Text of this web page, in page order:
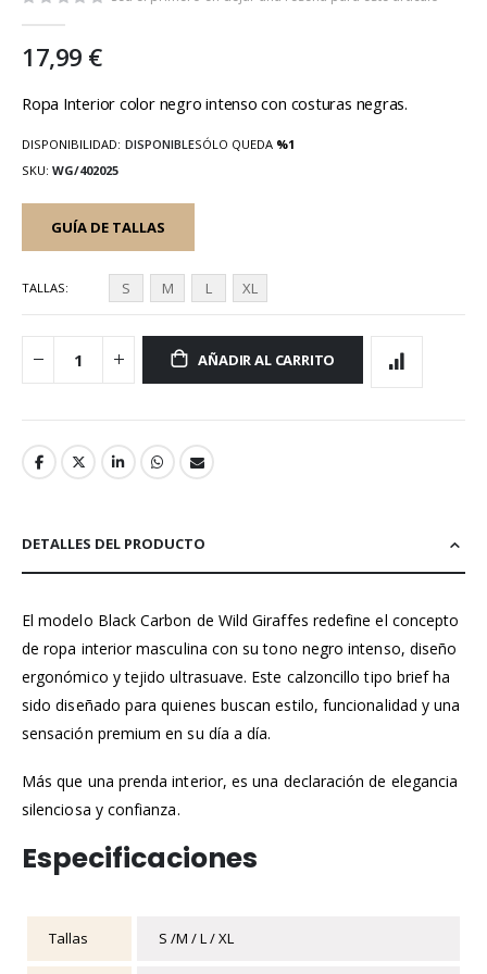
galería
de
imágenes
17,99 €
Ropa Interior color negro intenso con costuras negras.
DISPONIBILIDAD: DISPONIBLESÓLO QUEDA %1
SKU WG/402025
GUÍA DE TALLAS
TALLAS S M L XL
AÑADIR AL CARRITO
DETALLES DEL PRODUCTO
El modelo Black Carbon de Wild Giraffes redefine el concepto
de ropa interior masculina con su tono negro intenso, diseño
ergonómico y tejido ultrasuave. Este calzoncillo tipo brief ha
sido diseñado para quienes buscan estilo, funcionalidad y una
sensación premium en su día a día.
Más que una prenda interior, es una declaración de elegancia
silenciosa y confianza.
Especificaciones
Tallas S /M / L / XL